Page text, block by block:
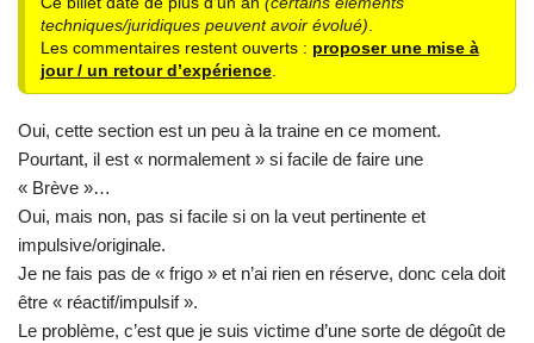
techniques/juridiques peuvent avoir évolué)
Les commentaires restent ouverts : proposer une mise à
jour / un retour d’expérience.
Oui, cette section est un peu à la traine en ce moment.
Pourtant, il est « normalement » si facile de faire une
« Brève »…
Oui, mais non, pas si facile si on la veut pertinente et
impulsive/originale.
Je ne fais pas de « frigo » et n’ai rien en réserve, donc cela doit
être « réactif/impulsif ».
Le problème, c’est que je suis victime d’une sorte de dégoût de